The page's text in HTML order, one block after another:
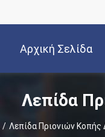
Αρχική Σελίδα
Λεπίδα
/ Λεπίδα Πριονιών Κοπής